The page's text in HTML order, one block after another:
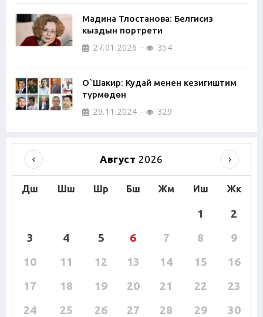
Мадина Тлостанова: Белгисиз
кыздын портрети
27.01.2026 354
О`Шакир: Кудай менен кезигиштим
түрмөдөн
29.11.2024 329
Август 2026
Дш Шш Шр Бш Жм Иш Жк
1
2
3
4 5 6 7 8
9
10
11 12 13 14 15
16
17
18 19 20 21 22
23
24
25 26 27 28 29
30